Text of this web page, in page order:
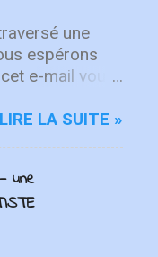
une
espérons
e-mail vous
la semaine
de se
en Lui.
ressuscités
LIRE LA SUITE »
une